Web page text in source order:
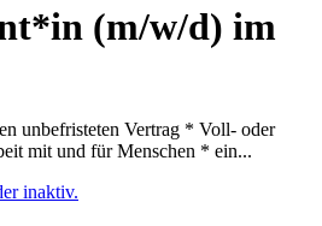
(m/w/d) im
unbefristeten Vertrag * Voll- oder
mit und für Menschen * ein...
inaktiv.